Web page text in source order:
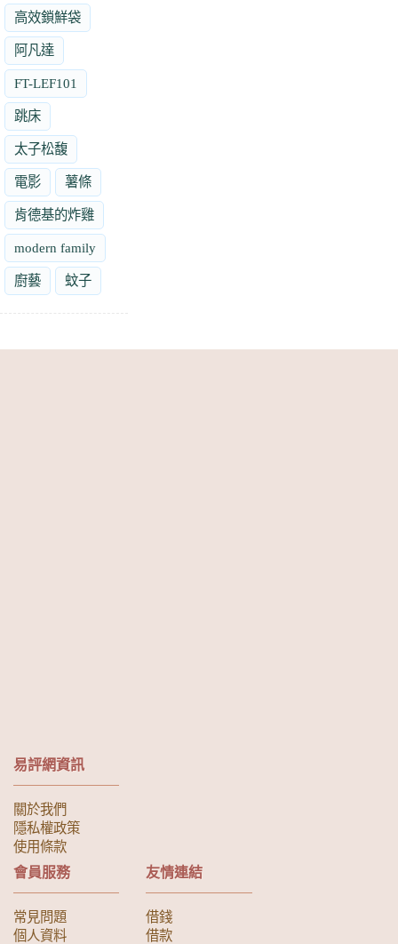
高效鎖鮮袋
阿凡達
FT-LEF101
跳床
太子松馥
電影 薯條
肯德基的炸雞
modern family
廚藝 蚊子
易評網資訊
關於我們
隱私權政策
使用條款
會員服務
常見問題
個人資料
友情連結
借錢
借款